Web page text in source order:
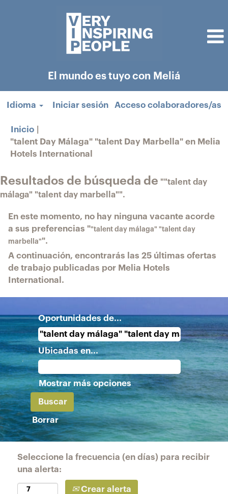
El mundo es tuyo con Meliá
Idioma Iniciar sesión Acceso colaboradores/as
Inicio
"talent Day Málaga" "talent Day Marbella" en Melia
Hotels International
Resultados de búsqueda de ""talent day
málaga" "talent day marbella"".
En este momento, no hay ninguna vacante acorde
a sus preferencias ""talent day málaga" "talent day
marbella"".
A continuación, encontrarás las 25 últimas ofertas
de trabajo publicadas por Melia Hotels
International.
Oportunidades de...
Ubicadas en...
Mostrar más opciones
Borrar
Seleccione la frecuencia (en días) para recibir
una alerta:
Crear alerta